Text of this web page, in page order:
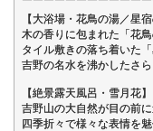
￣￣￣￣￣￣￣￣￣￣￣
【大浴場・花鳥の湯／星宿
木の香りに包まれた「花
タイル敷きの落ち着いた「
吉野の名水を沸かしたさ
【絶景露天風呂・雪月花】
吉野山の大自然が目の前に
四季折々で様々な表情を